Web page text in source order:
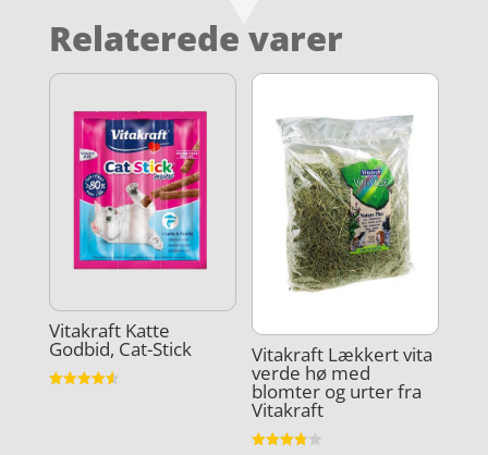
Relaterede varer
Vitakraft Katte
Godbid, Cat-Stick Vitakraft Lækkert vita
verde hø med
blomter og urter fra
Vitakraft